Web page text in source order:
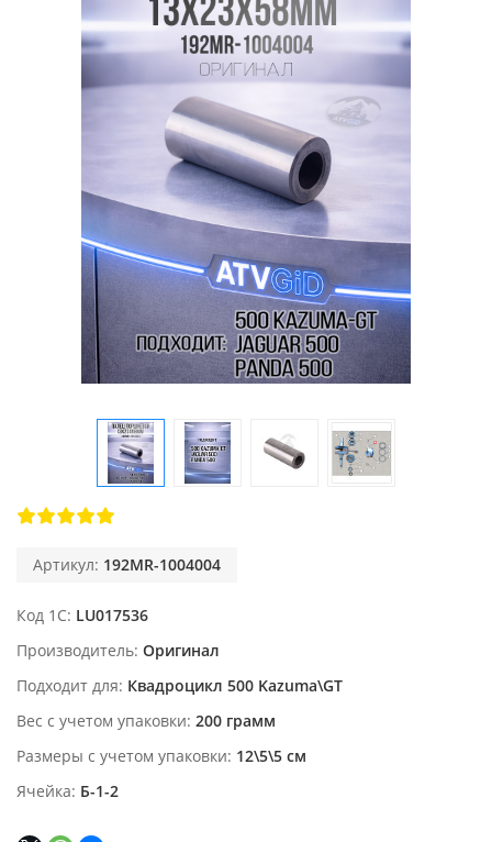
Артикул: 192MR-1004004
Код 1С LU017536
Производитель Оригинал
Подходит для Квадроцикл 500 Kazuma\GT
Вес с учетом упаковки 200 грамм
Размеры с учетом упаковки 12\5\5 см
Ячейка Б-1-2